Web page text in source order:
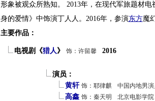
形象被观众所熟知。 2013年，在现代军旅题材
身的爱情》中饰演丁人人。2016年，参演东方魔
主要作品：
电视剧《猎人》 饰：许留馨 2016
演员：
黄轩 饰：耶律麒 中国内地男演
高鑫 饰：秦天明 北京电影学院